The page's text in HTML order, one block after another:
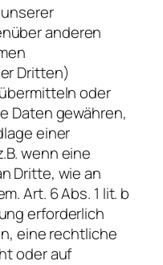
unserer
anderen
Dritten)
oder
Daten gewähren,
einer
wenn eine
Dritte, wie an
Art. 6 Abs. 1 lit. b
erforderlich
eine rechtliche
oder auf